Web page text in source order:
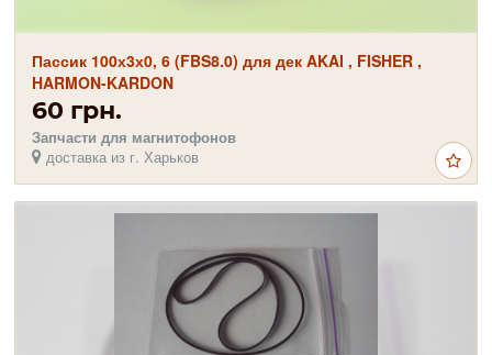
Пассик 100х3х0, 6 (FBS8.0) для дек AKAI , FISHER ,
HARMON-KARDON
60 грн.
Запчасти для магнитофонов
доставка из г. Харьков